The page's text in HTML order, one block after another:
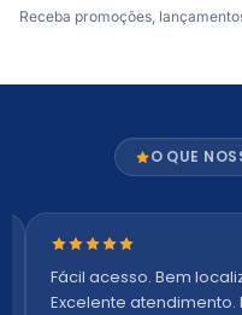
Receba promoções,
O QUE
Nota 5 de 5 estrelas
Fácil acesso. Bem
Excelente atendimento.